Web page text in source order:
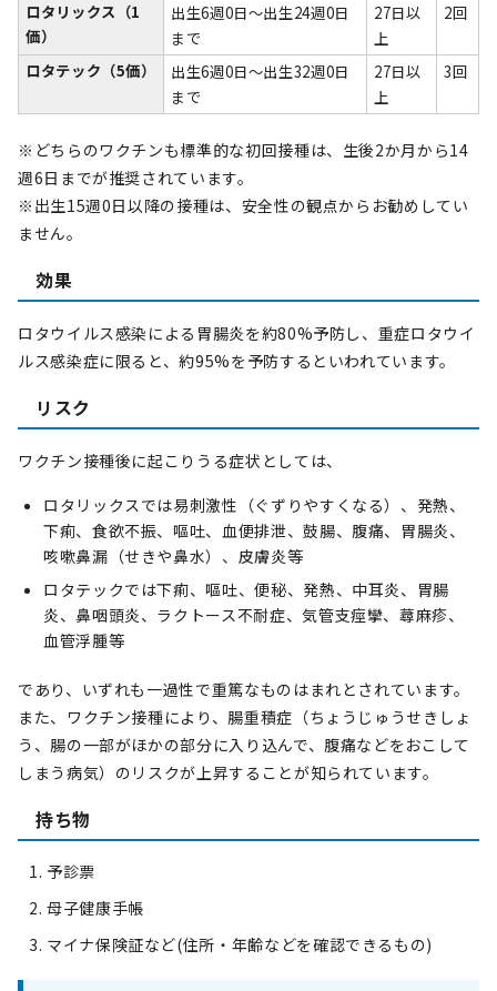
ロタリックス（1
価）
出生6週0日～出生24週0日
まで
27日以
上
2回
ロタテック（5価）
出生6週0日～出生32週0日
まで
27日以
上
3回
※どちらのワクチンも標準的な初回接種は、生後2か月から14
週6日までが推奨されています。
※出生15週0日以降の接種は、安全性の観点からお勧めしてい
ません。
効果
ロタウイルス感染による胃腸炎を約80%予防し、重症ロタウイ
ルス感染症に限ると、約95%を予防するといわれています。
リスク
ワクチン接種後に起こりうる症状としては、
ロタリックスでは易刺激性（ぐずりやすくなる）、発熱、
下痢、食欲不振、嘔吐、血便排泄、鼓腸、腹痛、胃腸炎、
咳嗽鼻漏（せきや鼻水）、皮膚炎等
ロタテックでは下痢、嘔吐、便秘、発熱、中耳炎、胃腸
炎、鼻咽頭炎、ラクトース不耐症、気管支痙攣、蕁麻疹、
血管浮腫等
であり、いずれも一過性で重篤なものはまれとされています。
また、ワクチン接種により、腸重積症（ちょうじゅうせきしょ
う、腸の一部がほかの部分に入り込んで、腹痛などをおこして
しまう病気）のリスクが上昇することが知られています。
持ち物
予診票
母子健康手帳
マイナ保険証など(住所・年齢などを確認できるもの)